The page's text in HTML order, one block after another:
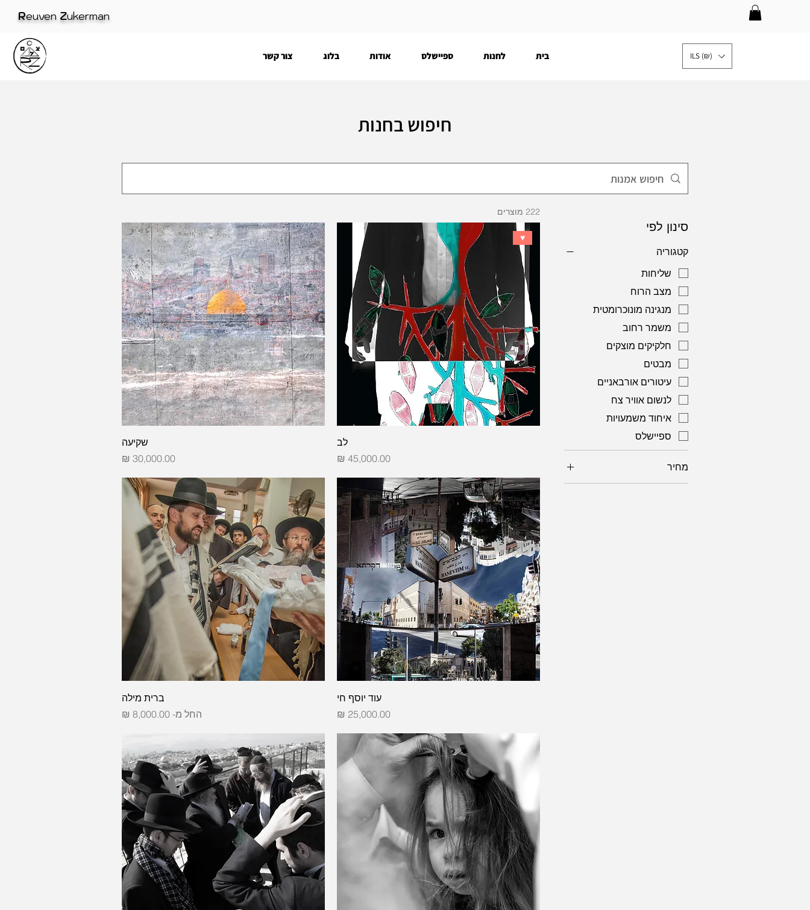
Reuven Zukerman
בית לחנות ספיישלס אודות בלוג צור קשר ILS (₪)
חיפוש בחנות
סינון לפי
קטגוריה
שליחות
מצב הרוח
מנגינה מונוכרומטית
משמר רחוב
חלקיקים מוצקים
מבטים
עיטורים אורבאניים
לנשום אוויר צח
איחוד משמעויות
ספיישלס
מחיר
222 מוצרים
♥
לב
מחיר
שקיעה
מחיר
עוד יוסף חי
מחיר
ברית מילה
החל מ- 8,000.00 ₪מחיר מבצע